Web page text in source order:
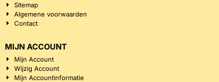
Sitemap
Algemene voorwaarden
Contact
MIJN ACCOUNT
Mijn Account
Wijzig Account
Mijn Accountinformatie